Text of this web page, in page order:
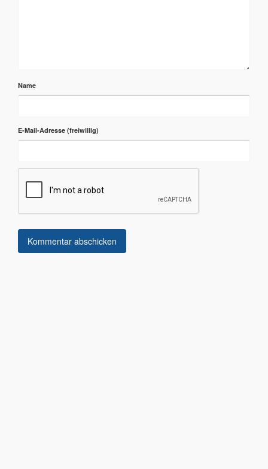
Name
E-Mail-Adresse